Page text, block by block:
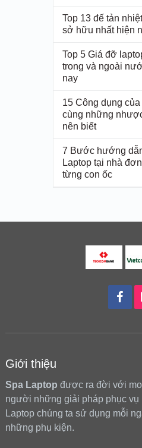
Top 13 đế tản
sở hữu nhất hiện
Top 5 Giá đỡ
trong và ngoài
nay
15 Công dụng
cùng những
nên biết
7 Bước hướng
Laptop tại nhà
từng con ốc
Giới thiệu
Spa Laptop được ra đời với
người những giải pháp phục vụ
Laptop chúng ta sử dụng mỗi
những phụ kiện.